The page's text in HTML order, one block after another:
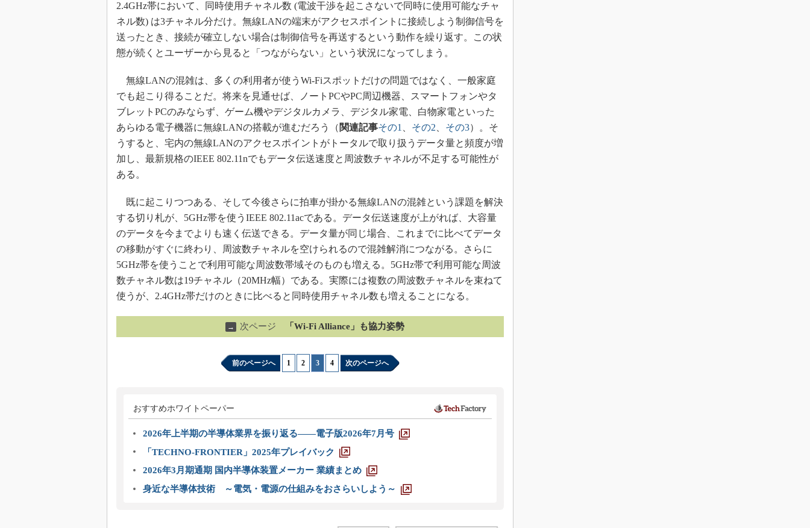
2.4GHz帯において、同時使用チャネル数 (電波干渉を起こさないで同時に使用可能なチャ
ネル数) は3チャネル分だけ。無線LANの端末がアクセスポイントに接続しよう制御信号を
送ったとき、接続が確立しない場合は制御信号を再送するという動作を繰り返す。この状
態が続くとユーザーから見ると「つながらない」という状況になってしまう。
無線LANの混雑は、多くの利用者が使うWi-Fiスポットだけの問題ではなく、一般家庭
でも起こり得ることだ。将来を見通せば、ノートPCやPC周辺機器、スマートフォンやタ
ブレットPCのみならず、ゲーム機やデジタルカメラ、デジタル家電、白物家電といった
あらゆる電子機器に無線LANの搭載が進むだろう（ 関連記事その1 その2 その3）。そ
うすると、宅内の無線LANのアクセスポイントがトータルで取り扱うデータ量と頻度が増
加し、最新規格のIEEE 802.11nでもデータ伝送速度と周波数チャネルが不足する可能性が
ある。
既に起こりつつある、そして今後さらに拍車が掛かる無線LANの混雑という課題を解決
する切り札が、5GHz帯を使うIEEE 802.11acである。データ伝送速度が上がれば、大容量
のデータを今までよりも速く伝送できる。データ量が同じ場合、これまでに比べてデータ
の移動がすぐに終わり、周波数チャネルを空けられるので混雑解消につながる。さらに
5GHz帯を使うことで利用可能な周波数帯域そのものも増える。5GHz帯で利用可能な周波
数チャネル数は19チャネル（20MHz幅）である。実際には複数の周波数チャネルを束ねて
使うが、2.4GHz帯だけのときに比べると同時使用チャネル数も増えることになる。
→ 次ページ 「Wi-Fi Alliance」も協力姿勢
前のページへ 1 2 3 4 次のページへ
おすすめホワイトペーパー
2026年上半期の半導体業界を振り返る――電子版2026年7月号
「TECHNO-FRONTIER」2025年プレイバック
2026年3月期通期 国内半導体装置メーカー 業績まとめ
身近な半導体技術 ～電気・電源の仕組みをおさらいしよう～